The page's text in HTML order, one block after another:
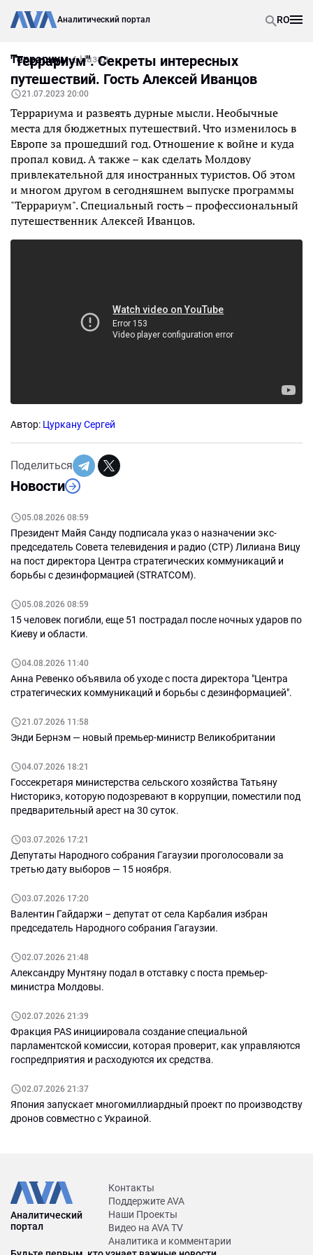
Аналитический портал RO
Террариум Назад
Новости
05.08.2026 08:59
Президент Майя Санду подписала указ о назначении экс-
председатель Совета телевидения и радио (СТР) Лилиана Вицу
на пост директора Центра стратегических коммуникаций и
борьбы с дезинформацией (STRATCOM).
05.08.2026 08:59
15 человек погибли, еще 51 пострадал после ночных ударов по
Киеву и области.
04.08.2026 11:40
Анна Ревенко объявила об уходе с поста директора "Центра
стратегических коммуникаций и борьбы с дезинформацией".
21.07.2026 11:58
Энди Бернэм — новый премьер-министр Великобритании
04.07.2026 18:21
Госсекретаря министерства сельского хозяйства Татьяну
Нисторикэ, которую подозревают в коррупции, поместили под
предварительный арест на 30 суток.
03.07.2026 17:21
Депутаты Народного собрания Гагаузии проголосовали за
третью дату выборов — 15 ноября.
03.07.2026 17:20
Валентин Гайдаржи – депутат от села Карбалия избран
председатель Народного собрания Гагаузии.
02.07.2026 21:48
Александру Мунтяну подал в отставку с поста премьер-
министра Молдовы.
02.07.2026 21:39
Фракция PAS инициировала создание специальной
парламентской комиссии, которая проверит, как управляются
госпредприятия и расходуются их средства.
02.07.2026 21:37
Япония запускает многомиллиардный проект по производству
дронов совместно с Украиной.
"Террариум". Секреты интересных
путешествий. Гость Алексей Иванцов
21.07.2023 20:00
Террариума и развеять дурные мысли. Необычные
места для бюджетных путешествий. Что изменилось в
Европе за прошедший год. Отношение к войне и куда
пропал ковид. А также – как сделать Молдову
привлекательной для иностранных туристов. Об этом
и многом другом в сегодняшнем выпуске программы
"Террариум". Специальный гость – профессиональный
путешественник Алексей Иванцов.
Автор: Цуркану Сергей
Поделиться
Аналитический
портал
Контакты
Поддержите AVA
Наши Проекты
Видео на AVA TV
Аналитика и комментарии